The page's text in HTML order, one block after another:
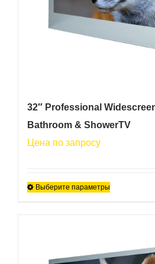
товара.
32″ Professional
Bathroom & ShowerTV
Цена по запросу
Выберите параметры
вариаций.